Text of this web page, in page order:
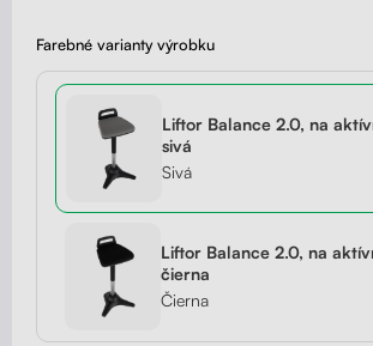
Farebné varianty výrobku
Liftor Balance 2.0, na
sivá
Sivá
Liftor Balance 2.0, na
čierna
Čierna